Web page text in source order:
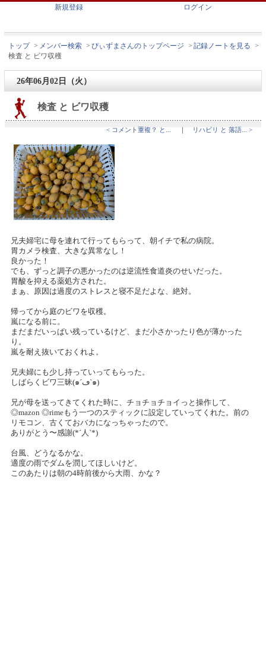
新規登録 ログイン
トップ > メンバー検索 > ぴぃずまさんのトップページ > 記録ノートを見る >
検査 と ビワ収穫
26年06月02日（火）
検査 と ビワ収穫
< コメント重複？ と... ｜ リハビリ と 落語... >
兄夫婦宅に母を連れて行ってもらって、朝イチで私の病院。
胃カメラ検査、大きな異常なし！
良かった！
でも、ずっと調子の悪かったのは逆流性食道炎のせいだった。
胃酸を抑える薬処方された。
まぁ、原因は過度のストレスと寝不足だよな、絶対。
帰ってから庭のビワを収穫。
嵐になる前に。
まだまだいっぱい残っているけど、まだ小さかったり色が薄かった
り。
嵐を耐え抜いておくれよ。
兄夫婦にも少し持っていってもらった。
しばらくビワ三昧(๑´ڡ`๑)
兄が母を送ってきてくれた時に、チョチョチョイっと操作して、
◎mazon ◎rimeもう一つのスティックに設定していってくれた。前の
リモコン、古くておバカになっちゃったので。
ありがとう〜感謝(*´人`*)
台風、どうなるかな。
適度の雨でダムを潤してほしいけど。
このあたりは朝の4時前後から大雨、かな？